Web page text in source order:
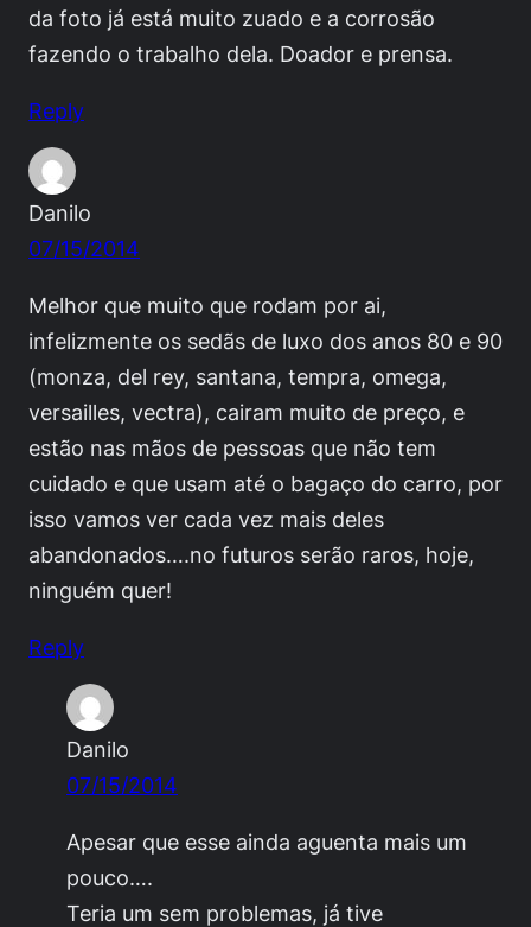
da foto já está muito zuado e a corrosão
fazendo o trabalho dela. Doador e prensa.
Reply
Danilo
07/15/2014
Melhor que muito que rodam por ai,
infelizmente os sedãs de luxo dos anos 80 e 90
(monza, del rey, santana, tempra, omega,
versailles, vectra), cairam muito de preço, e
estão nas mãos de pessoas que não tem
cuidado e que usam até o bagaço do carro, por
isso vamos ver cada vez mais deles
abandonados….no futuros serão raros, hoje,
ninguém quer!
Reply
Danilo
07/15/2014
Apesar que esse ainda aguenta mais um
pouco….
Teria um sem problemas, já tive